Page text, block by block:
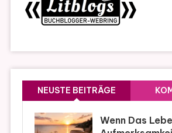
NEUSTE BEITRÄGE
Wenn Das